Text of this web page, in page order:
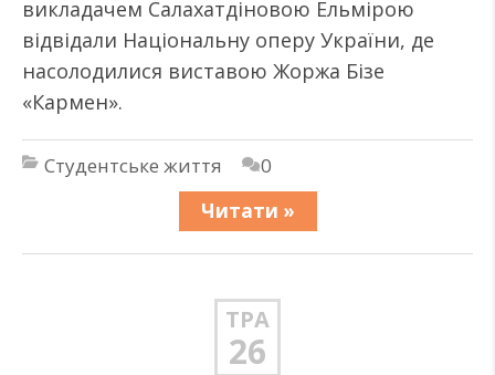
викладачем Салахатдіновою Ельмірою
відвідали Національну оперу України, де
насолодилися виставою Жоржа Бізе
«Кармен».
Студентське життя
0
Читати »
ТРА
26